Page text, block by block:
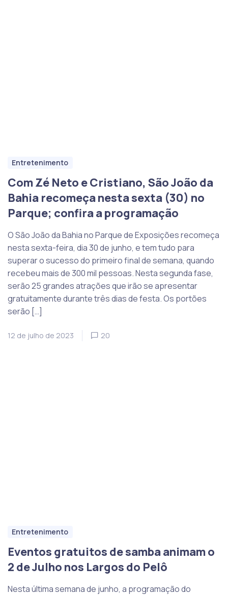
Entretenimento
Com Zé Neto e Cristiano, São João da
Bahia recomeça nesta sexta (30) no
Parque; confira a programação
O São João da Bahia no Parque de Exposições recomeça
nesta sexta-feira, dia 30 de junho, e tem tudo para
superar o sucesso do primeiro final de semana, quando
recebeu mais de 300 mil pessoas. Nesta segunda fase,
serão 25 grandes atrações que irão se apresentar
gratuitamente durante três dias de festa. Os portões
serão […]
12 de julho de 2023 20
Entretenimento
Eventos gratuitos de samba animam o
2 de Julho nos Largos do Pelô
Nesta última semana de junho, a programação do